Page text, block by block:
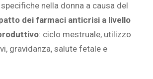
nella donna a causa del
dei farmaci anticrisi a livello
: ciclo mestruale, utilizzo
gravidanza, salute fetale e